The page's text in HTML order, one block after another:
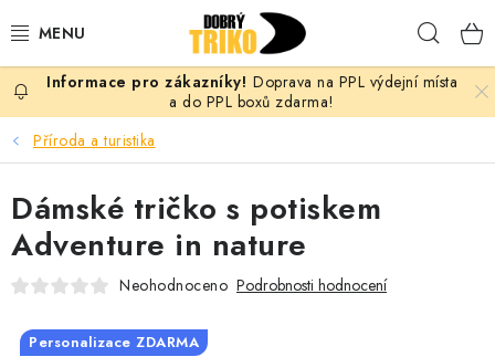
na
PRO ŽENY
PRO MUŽE
PRO DĚTI
PRO PÁRY
Doprava na PPL výdejní místa
a do PPL boxů zdarma!
Příroda a turistika
Dámské tričko s potiskem
Adventure in nature
Neohodnoceno Podrobnosti hodnocení
Personalizace ZDARMA